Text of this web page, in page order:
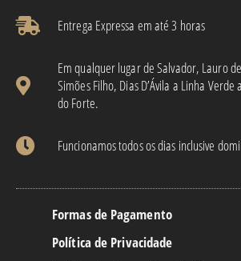
Entrega Expressa em até 3 horas​
Em qualquer lugar de Salvador, Lauro
Simões Filho, Dias D’Ávila a Linha
do Forte.
Funcionamos todos os dias inclusive
Formas de Pagamento
Política de Privacidade